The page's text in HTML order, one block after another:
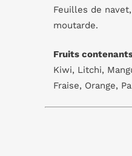
Feuilles de
moutarde.
Fruits
Kiwi, Litchi,
Fraise, Orange,